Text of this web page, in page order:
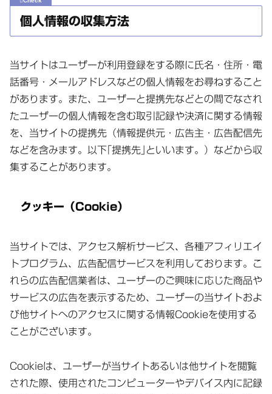
個人情報の収集方法
当サイトはユーザーが利用登録をする際に氏名・住所・電
話番号・メールアドレスなどの個人情報をお尋ねすること
があります。また、ユーザーと提携先などとの間でなされ
たユーザーの個人情報を含む取引記録や決済に関する情報
を、当サイトの提携先（情報提供元・広告主・広告配信先
などを含みます。以下｢提携先｣といいます。）などから収
集することがあります。
クッキー（Cookie）
当サイトでは、アクセス解析サービス、各種アフィリエイ
トプログラム、広告配信サービスを利用しております。こ
れらの広告配信業者は、ユーザーのご興味に応じた商品や
サービスの広告を表示するため、ユーザーの当サイトおよ
び他サイトへのアクセスに関する情報Cookieを使用する
ことがございます。
Cookieは、ユーザーが当サイトあるいは他サイトを閲覧
された際、使用されたコンピューターやデバイス内に記録